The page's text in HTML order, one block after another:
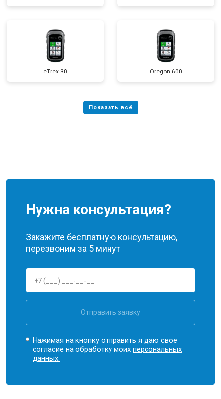
eTrex 30 Oregon 600
Нужна консультация?
Закажите бесплатную консультацию,
перезвоним за 5 минут
Отправить заявку
Нажимая на кнопку отправить я даю свое
согласие на обработку моихперсональных
данных.